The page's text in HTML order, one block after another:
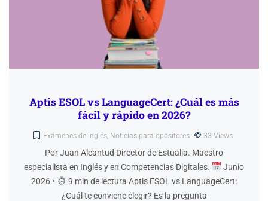
Aptis ESOL vs LanguageCert: ¿Cuál es más
fácil y rápido en 2026?
Exámenes de inglés Noticias para opositores 33 Views
Por Juan Alcantud Director de Estualia. Maestro
especialista en Inglés y en Competencias Digitales.
Junio
2026 •
9 min de lectura Aptis ESOL vs LanguageCert:
¿Cuál te conviene elegir? Es la pregunta